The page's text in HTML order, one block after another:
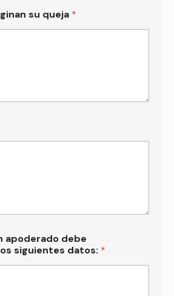
su queja *
apoderado debe
siguientes datos: *